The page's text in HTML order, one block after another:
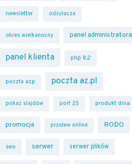
newsletter odsyłacze
okres wielkanocny panel administratora
panel klienta php 8.2
poczta az.p poczta az.pl
pokaz slajdów port 25 produkt dnia
promocja przelew online RODO
seo serwer serwer plików